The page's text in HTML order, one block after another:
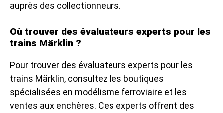
auprès des collectionneurs.
Où trouver des évaluateurs experts pour les
trains Märklin ?
Pour trouver des évaluateurs experts pour les
trains Märklin, consultez les boutiques
spécialisées en modélisme ferroviaire et les
ventes aux enchères. Ces experts offrent des